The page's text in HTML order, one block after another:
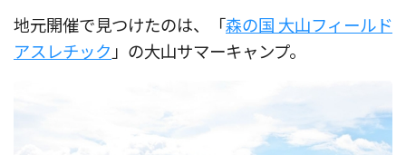
地元開催で見つけたのは、「森の国 大山フィールド
アスレチック 」の大山サマーキャンプ。